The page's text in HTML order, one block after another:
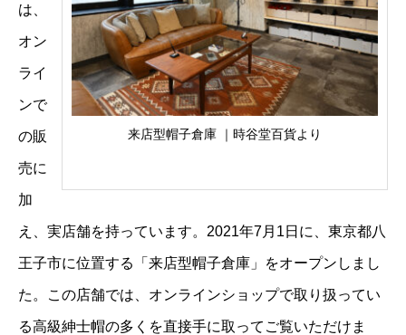
来店型帽子倉庫 ｜時谷堂百貨より
は、
オン
ライ
ンで
の販
売に
加
え、実店舗を持っています。2021年7月1日に、東京都八
王子市に位置する「来店型帽子倉庫」をオープンしまし
た。この店舗では、オンラインショップで取り扱ってい
る高級紳士帽の多くを直接手に取ってご覧いただけま